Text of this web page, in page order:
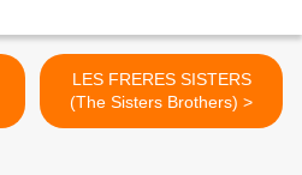
LES FRERES SISTERS
(The Sisters Brothers) >